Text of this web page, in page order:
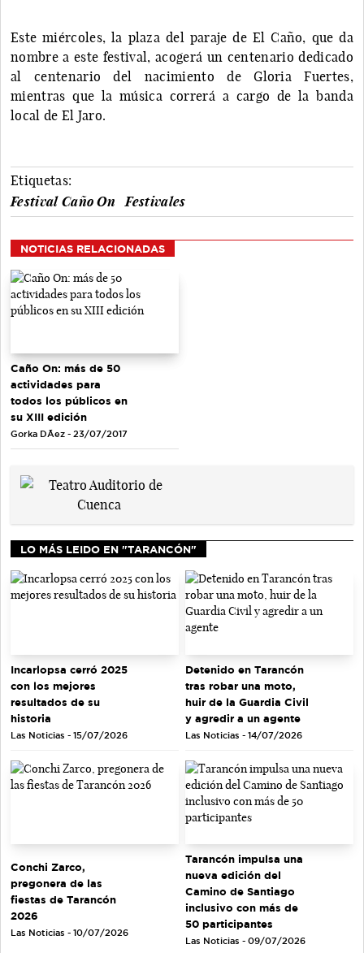
Este miércoles, la plaza del paraje de El Caño, que da
nombre a este festival, acogerá un centenario dedicado
al centenario del nacimiento de Gloria Fuertes,
mientras que la música correrá a cargo de la banda
local de El Jaro.
Etiquetas:
Festival Caño On
Festivales
NOTICIAS RELACIONADAS
Caño On: más de 50
actividades para
todos los públicos en
su XIII edición
Gorka DÃ­ez - 23/07/2017
LO MÁS LEIDO EN "TARANCÓN"
Incarlopsa cerró 2025
con los mejores
resultados de su
historia
Las Noticias - 15/07/2026
Detenido en Tarancón
tras robar una moto,
huir de la Guardia Civil
y agredir a un agente
Las Noticias - 14/07/2026
Conchi Zarco,
pregonera de las
fiestas de Tarancón
2026
Las Noticias - 10/07/2026
Tarancón impulsa una
nueva edición del
Camino de Santiago
inclusivo con más de
50 participantes
Las Noticias - 09/07/2026